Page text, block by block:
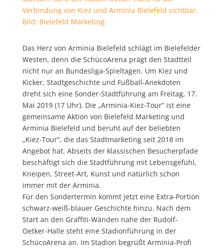
Verbindung von Kiez und Arminia Bielefeld sichtbar.
Bild: Bielefeld Marketing.
Das Herz von Arminia Bielefeld schlägt im Bielefelder
Westen, denn die SchücoArena prägt den Stadtteil
nicht nur an Bundesliga-Spieltagen. Um Kiez und
Kicker, Stadtgeschichte und Fußball-Anekdoten
dreht sich eine Sonder-Stadtführung am Freitag, 17.
Mai 2019 (17 Uhr). Die „Arminia-Kiez-Tour“ ist eine
gemeinsame Aktion von Bielefeld Marketing und
Arminia Bielefeld und beruht auf der beliebten
„Kiez-Tour“, die das Stadtmarketing seit 2018 im
Angebot hat. Abseits der klassischen Besucherpfade
beschäftigt sich die Stadtführung mit Lebensgefühl,
Kneipen, Street-Art, Kunst und natürlich schon
immer mit der Arminia.
Für den Sondertermin kommt jetzt eine Extra-Portion
schwarz-weiß-blauer Geschichte hinzu. Nach dem
Start an den Graffiti-Wänden nahe der Rudolf-
Oetker-Halle steht eine Stadionführung in der
SchücoArena an. Im Stadion begrüßt Arminia-Profi